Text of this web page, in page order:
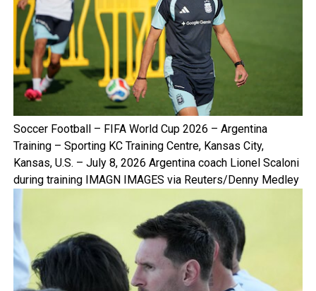
Soccer Football – FIFA World Cup 2026 – Argentina
Training – Sporting KC Training Centre, Kansas City,
Kansas, U.S. – July 8, 2026 Argentina coach Lionel Scaloni
during training IMAGN IMAGES via Reuters/Denny Medley